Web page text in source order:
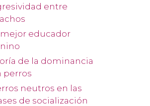
entre
mejor educador
de la dominancia
perros
neutros en las
de socialización